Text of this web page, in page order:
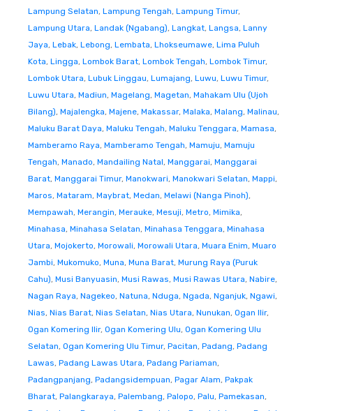
Lampung Selatan, Lampung Tengah, Lampung Timur,
Lampung Utara, Landak (Ngabang), Langkat, Langsa, Lanny
Jaya, Lebak, Lebong, Lembata, Lhokseumawe, Lima Puluh
Kota, Lingga, Lombok Barat, Lombok Tengah, Lombok Timur,
Lombok Utara, Lubuk Linggau, Lumajang, Luwu, Luwu Timur,
Luwu Utara, Madiun, Magelang, Magetan, Mahakam Ulu (Ujoh
Bilang), Majalengka, Majene, Makassar, Malaka, Malang, Malinau,
Maluku Barat Daya, Maluku Tengah, Maluku Tenggara, Mamasa,
Mamberamo Raya, Mamberamo Tengah, Mamuju, Mamuju
Tengah, Manado, Mandailing Natal, Manggarai, Manggarai
Barat, Manggarai Timur, Manokwari, Manokwari Selatan, Mappi,
Maros, Mataram, Maybrat, Medan, Melawi (Nanga Pinoh),
Mempawah, Merangin, Merauke, Mesuji, Metro, Mimika,
Minahasa, Minahasa Selatan, Minahasa Tenggara, Minahasa
Utara, Mojokerto, Morowali, Morowali Utara, Muara Enim, Muaro
Jambi, Mukomuko, Muna, Muna Barat, Murung Raya (Puruk
Cahu), Musi Banyuasin, Musi Rawas, Musi Rawas Utara, Nabire,
Nagan Raya, Nagekeo, Natuna, Nduga, Ngada, Nganjuk, Ngawi,
Nias, Nias Barat, Nias Selatan, Nias Utara, Nunukan, Ogan Ilir,
Ogan Komering Ilir, Ogan Komering Ulu, Ogan Komering Ulu
Selatan, Ogan Komering Ulu Timur, Pacitan, Padang, Padang
Lawas, Padang Lawas Utara, Padang Pariaman,
Padangpanjang, Padangsidempuan, Pagar Alam, Pakpak
Bharat, Palangkaraya, Palembang, Palopo, Palu, Pamekasan,